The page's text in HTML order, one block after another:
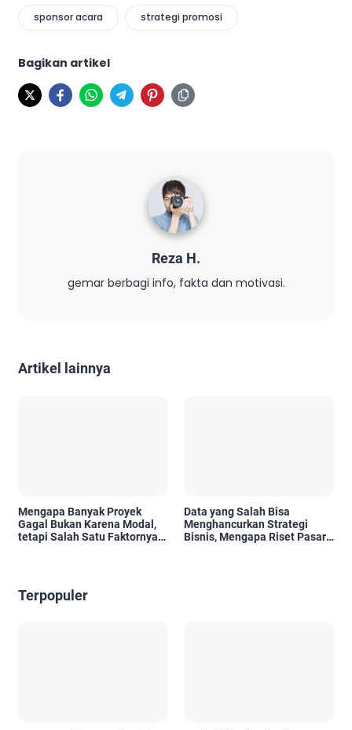
sponsor acara strategi promosi
Bagikan artikel
Reza H.
gemar berbagi info, fakta dan motivasi.
Artikel lainnya
Mengapa Banyak Proyek
Gagal Bukan Karena Modal,
tetapi Salah Satu Faktornya
Data yang Salah Bisa
Menghancurkan Strategi
Bisnis, Mengapa Riset Pasar
Terpopuler